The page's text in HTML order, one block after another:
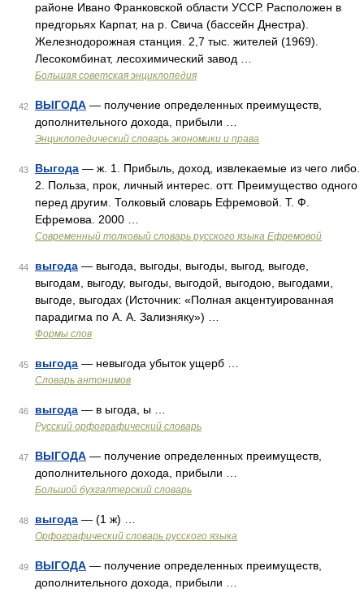
районе Ивано Франковской области УССР. Расположен в
предгорьях Карпат, на р. Свича (бассейн Днестра).
Железнодорожная станция. 2,7 тыс. жителей (1969).
Лесокомбинат, лесохимический завод …
Большая советская энциклопедия
42 ВЫГОДА — получение определенных преимуществ,
дополнительного дохода, прибыли …
Энциклопедический словарь экономики и права
43 Выгода — ж. 1. Прибыль, доход, извлекаемые из чего либо.
2. Польза, прок, личный интерес. отт. Преимущество одного
перед другим. Толковый словарь Ефремовой. Т. Ф.
Ефремова. 2000 …
Современный толковый словарь русского языка Ефремовой
44 выгода — выгода, выгоды, выгоды, выгод, выгоде,
выгодам, выгоду, выгоды, выгодой, выгодою, выгодами,
выгоде, выгодах (Источник: «Полная акцентуированная
парадигма по А. А. Зализняку») …
Формы слов
45 выгода — невыгода убыток ущерб …
Словарь антонимов
46 выгода — в ыгода, ы …
Русский орфографический словарь
47 ВЫГОДА — получение определенных преимуществ,
дополнительного дохода, прибыли …
Большой бухгалтерский словарь
48 выгода — (1 ж) …
Орфографический словарь русского языка
49 ВЫГОДА — получение определенных преимуществ,
дополнительного дохода, прибыли …